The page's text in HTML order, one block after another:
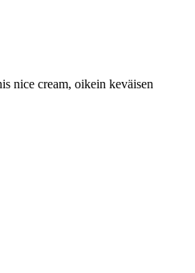
nice cream, oikein keväisen